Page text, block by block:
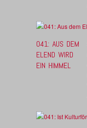
041: AUS DEM
ELEND WIRD
EIN HIMMEL